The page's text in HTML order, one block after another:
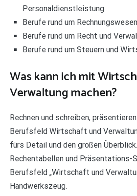
Personaldienstleistung.
Berufe rund um
Berufe rund um Recht und
Berufe rund um Steuern und
Was kann ich mit
Verwaltung machen?
Rechnen und schreiben,
Berufsfeld Wirtschaft und
fürs Detail und den großen
Rechentabellen und Präsentations-
Berufsfeld „Wirtschaft und
Handwerkszeug.